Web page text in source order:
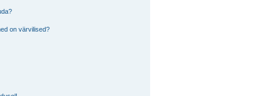
on värvilised?